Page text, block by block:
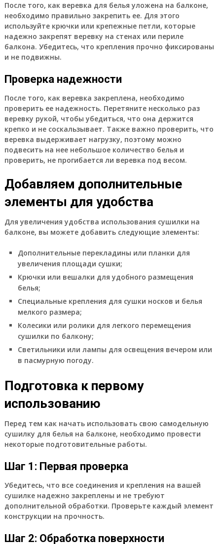
После того, как веревка для белья уложена на балконе,
необходимо правильно закрепить ее. Для этого
используйте крючки или крепежные петли, которые
надежно закрепят веревку на стенах или периле
балкона. Убедитесь, что крепления прочно фиксированы
и не подвижны.
Проверка надежности
После того, как веревка закреплена, необходимо
проверить ее надежность. Перетяните несколько раз
веревку рукой, чтобы убедиться, что она держится
крепко и не соскальзывает. Также важно проверить, что
веревка выдерживает нагрузку, поэтому можно
подвесить на нее небольшое количество белья и
проверить, не прогибается ли веревка под весом.
Добавляем дополнительные
элементы для удобства
Для увеличения удобства использования сушилки на
балконе, вы можете добавить следующие элементы:
Дополнительные перекладины или планки для
увеличения площади сушки;
Крючки или вешалки для удобного размещения
белья;
Специальные крепления для сушки носков и белья
мелкого размера;
Колесики или ролики для легкого перемещения
сушилки по балкону;
Светильники или лампы для освещения вечером или
в пасмурную погоду.
Подготовка к первому
использованию
Перед тем как начать использовать свою самодельную
сушилку для белья на балконе, необходимо провести
некоторые подготовительные работы.
Шаг 1: Первая проверка
Убедитесь, что все соединения и крепления на вашей
сушилке надежно закреплены и не требуют
дополнительной обработки. Проверьте каждый элемент
конструкции на прочность.
Шаг 2: Обработка поверхности